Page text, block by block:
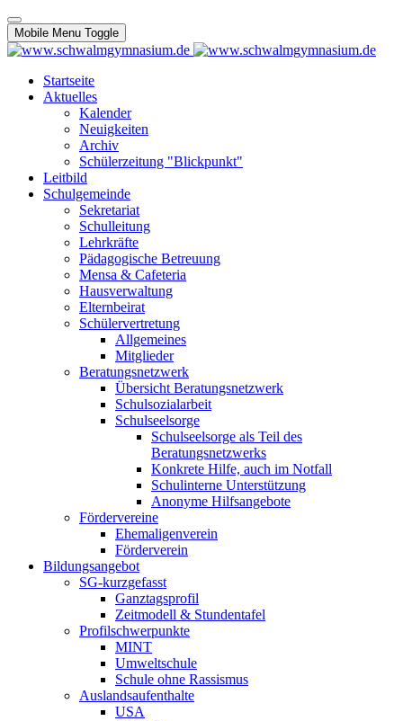
Mobile Menu Toggle
Startseite
Aktuelles
Kalender
Neuigkeiten
Archiv
Schülerzeitung "Blickpunkt"
Leitbild
Schulgemeinde
Sekretariat
Schulleitung
Lehrkräfte
Pädagogische Betreuung
Mensa & Cafeteria
Hausverwaltung
Elternbeirat
Schülervertretung
Allgemeines
Mitglieder
Beratungsnetzwerk
Übersicht Beratungsnetzwerk
Schulsozialarbeit
Schulseelsorge
Schulseelsorge als Teil des
Beratungsnetzwerks
Konkrete Hilfe, auch im Notfall
Schulinterne Unterstützung
Anonyme Hilfsangebote
Fördervereine
Ehemaligenverein
Förderverein
Bildungsangebot
SG-kurzgefasst
Ganztagsprofil
Zeitmodell & Stundentafel
Profilschwerpunkte
MINT
Umweltschule
Schule ohne Rassismus
Auslandsaufenthalte
USA